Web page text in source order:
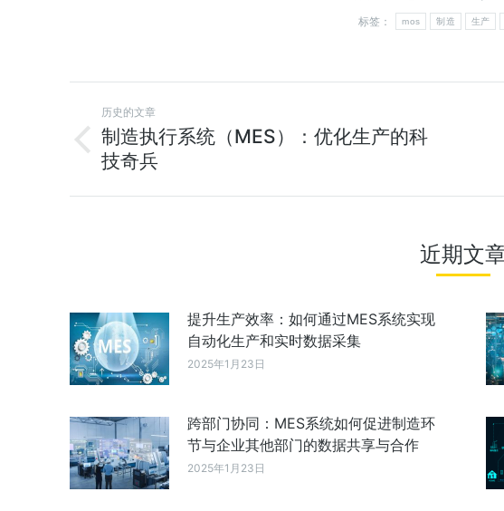
标签：
mos 制造 生产
历史的文章
制造执行系统（MES）：优化生产的科
技奇兵
近期文
提升生产效率：如何通过MES系统实现
自动化生产和实时数据采集
2025年1月23日
跨部门协同：MES系统如何促进制造环
节与企业其他部门的数据共享与合作
2025年1月23日